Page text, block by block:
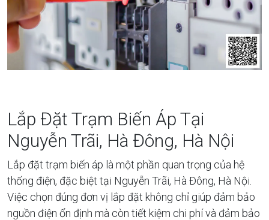
Lắp Đặt Trạm Biến Áp Tại
Nguyễn Trãi, Hà Đông, Hà Nội
Lắp đặt trạm biến áp là một phần quan trọng của hệ
thống điện, đặc biệt tại Nguyễn Trãi, Hà Đông, Hà Nội.
Việc chọn đúng đơn vị lắp đặt không chỉ giúp đảm bảo
nguồn điện ổn định mà còn tiết kiệm chi phí và đảm bảo